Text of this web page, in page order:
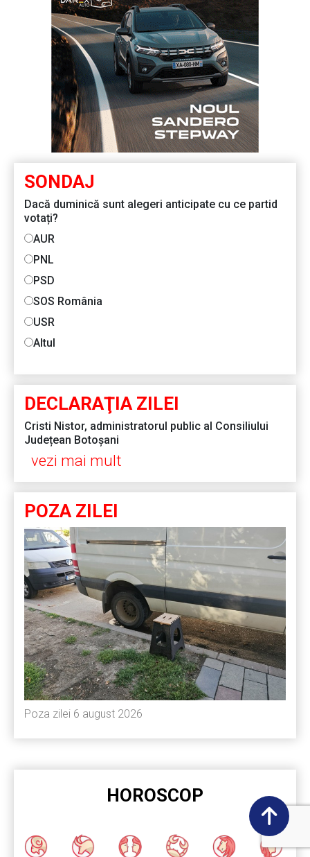
SONDAJ
Dacă duminică sunt alegeri anticipate cu ce partid
votați?
AUR
PNL
PSD
SOS România
USR
Altul
DECLARAŢIA ZILEI
Cristi Nistor, administratorul public al Consiliului
Județean Botoșani
vezi mai mult
POZA ZILEI
Poza zilei 6 august 2026
HOROSCOP